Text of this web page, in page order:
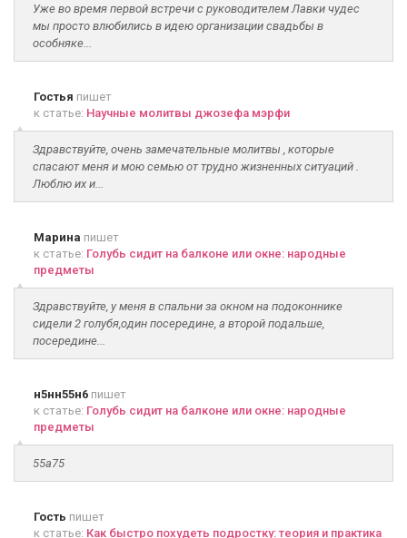
Уже во время первой встречи с руководителем Лавки чудес
мы просто влюбились в идею организации свадьбы в
особняке...
Гостья пишет
к статье: Научные молитвы джозефа мэрфи
Здравствуйте, очень замечательные молитвы , которые
спасают меня и мою семью от трудно жизненных ситуаций .
Люблю их и...
Марина пишет
к статье: Голубь сидит на балконе или окне: народные
предметы
Здравствуйте, у меня в спальни за окном на подоконнике
сидели 2 голубя,один посередине, а второй подальше,
посередине...
н5нн55н6 пишет
к статье: Голубь сидит на балконе или окне: народные
предметы
55а75
Гость пишет
к статье: Как быстро похудеть подростку: теория и практика